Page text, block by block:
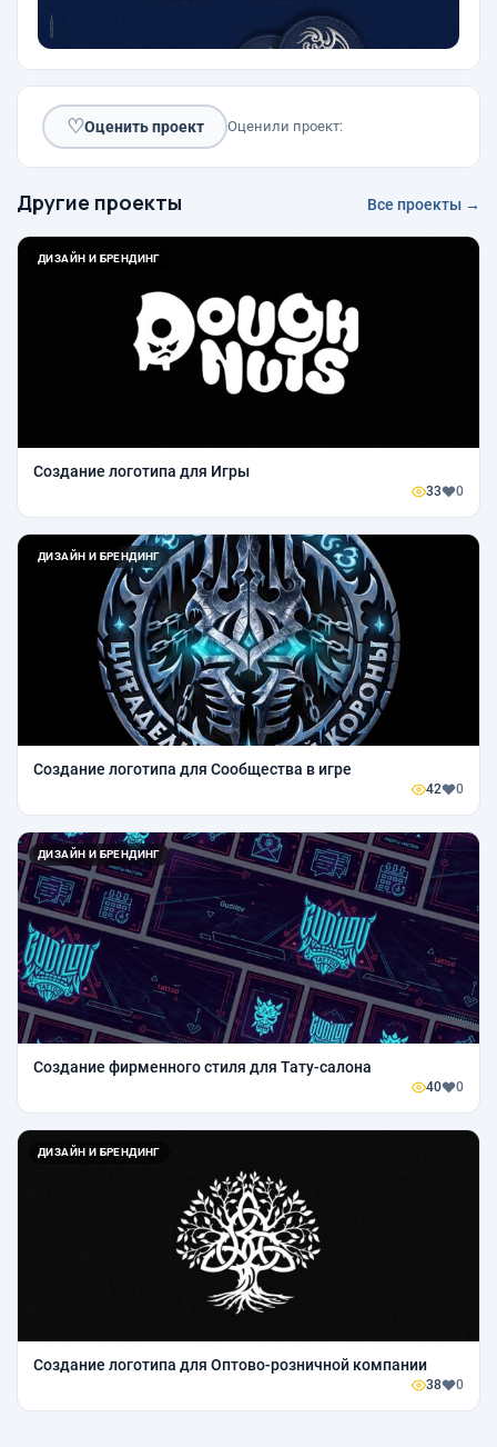
♡Оценить проект Оценили проект:
Другие проекты Все проекты →
ДИЗАЙН И БРЕНДИНГ
Создание логотипа для Игры
33 0
ДИЗАЙН И БРЕНДИНГ
Создание логотипа для Сообщества в игре
42 0
ДИЗАЙН И БРЕНДИНГ
Создание фирменного стиля для Тату-салона
40 0
ДИЗАЙН И БРЕНДИНГ
Создание логотипа для Оптово-розничной компании
38 0